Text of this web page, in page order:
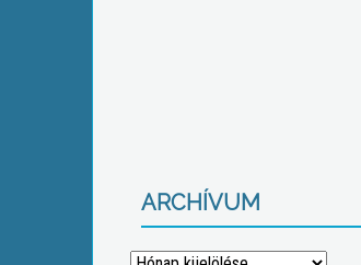
ARCHÍVUM